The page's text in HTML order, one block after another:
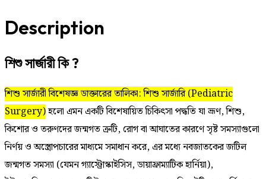
Description
শিশু সার্জারী কি ?
শিশু সার্জারী বিশেষজ্ঞ ডাক্তারের তালিকা: শিশু সার্জারি (Pediatric
Surgery)হলো এমন একটি বিশেষায়িত চিকিৎসা পদ্ধতি যা ভ্রূণ, শিশু,
কিশোর ও তরুণদের জন্মগত ত্রুটি, রোগ বা আঘাতের কারণে সৃষ্ট সমস্যাগুলো
নির্ণয় ও অস্ত্রোপচারের মাধ্যমে সমাধান করে, এর মধ্যে নবজাতকের জটিল
জন্মগত সমস্যা (যেমন গ্যাস্ট্রোস্কাইসিস, ডায়াফ্রাম্যাটিক হার্নিয়া),